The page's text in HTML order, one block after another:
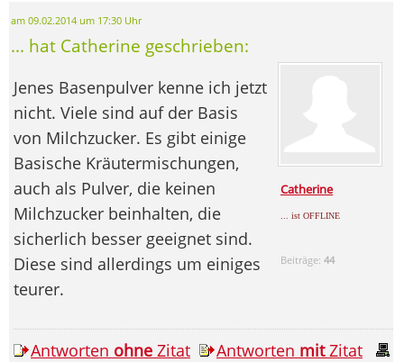
am 09.02.2014 um 17:30 Uhr
... hat Catherine geschrieben:
Catherine
... ist OFFLINE
Beiträge:44
Jenes Basenpulver kenne ich jetzt
nicht. Viele sind auf der Basis
von Milchzucker. Es gibt einige
Basische Kräutermischungen,
auch als Pulver, die keinen
Milchzucker beinhalten, die
sicherlich besser geeignet sind.
Diese sind allerdings um einiges
teurer.
Antworten ohne Zitat Antworten mitZitat